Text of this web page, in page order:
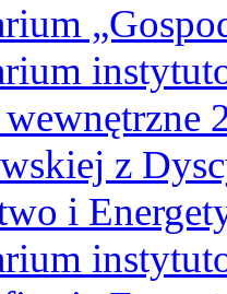
z
i